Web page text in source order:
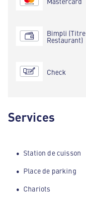
Bimpli (Titre
Restaurant)
Check
Services
Station de cuisson
Place de parking
Chariots